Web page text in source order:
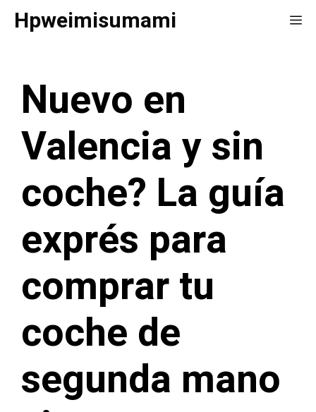
SaltarHpweimisumami
Nuevo en
Valencia y sin
coche? La guía
exprés para
comprar tu
coche de
segunda mano